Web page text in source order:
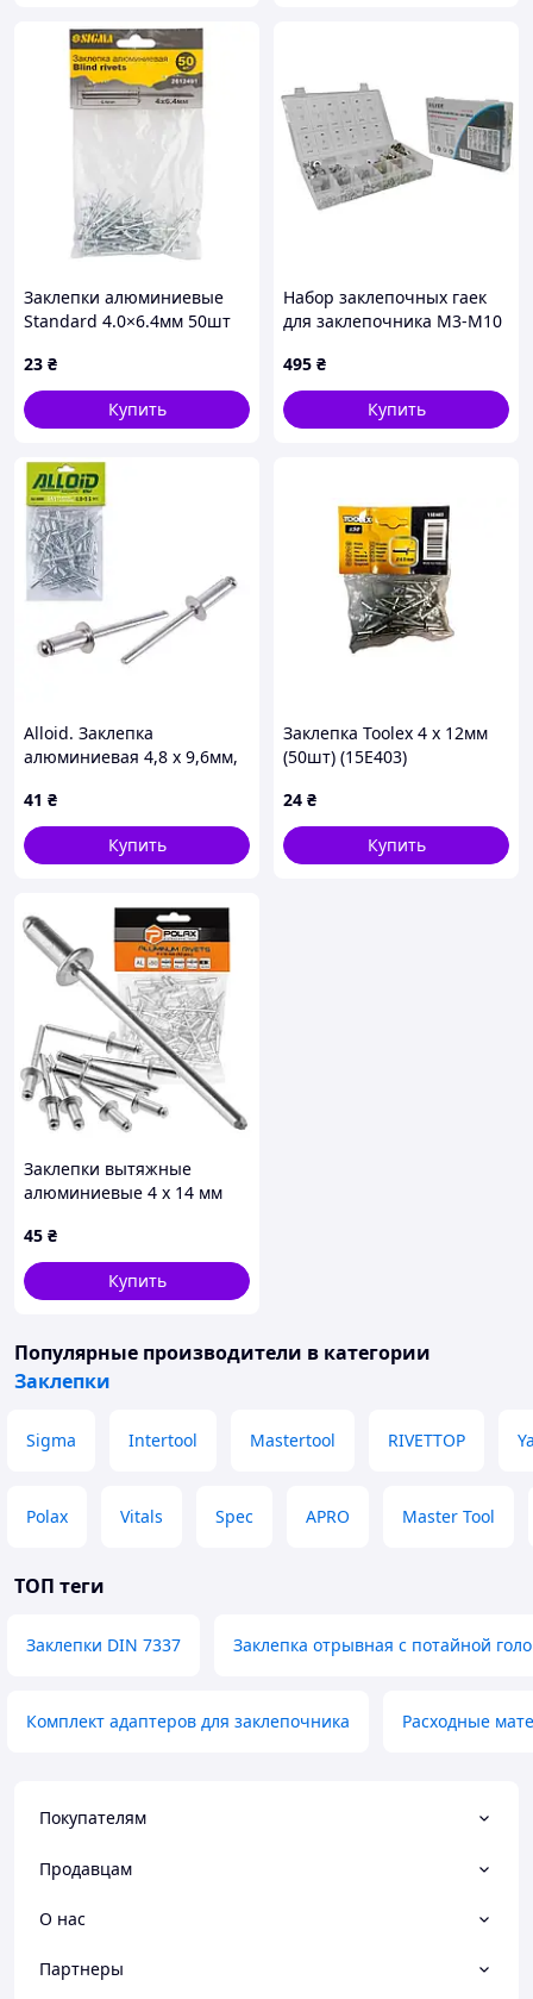
Заклепки алюминиевые
Standard 4.0×6.4мм 50шт
23 ₴
Купить
Набор заклепочных гаек
для заклепочника M3-M10
SILVER S11360 Vmarket
495 ₴
Купить
Alloid. Заклепка
алюминиевая 4,8 х 9,6мм,
41 ₴
Купить
Заклепка Toolex 4 x 12мм
(50шт) (15E403)
24 ₴
Купить
Заклепки вытяжные
алюминиевые 4 х 14 мм
45 ₴
Купить
Популярные производители в категории
Заклепки
Sigma Intertool Mastertool RIVETTOP
Polax Vitals Spec APRO Master Tool
ТОП теги
Заклепки DIN 7337 Заклепка отрывная с потайной
Комплект адаптеров для заклепочника Расходные
Покупателям
Продавцам
О нас
Партнеры